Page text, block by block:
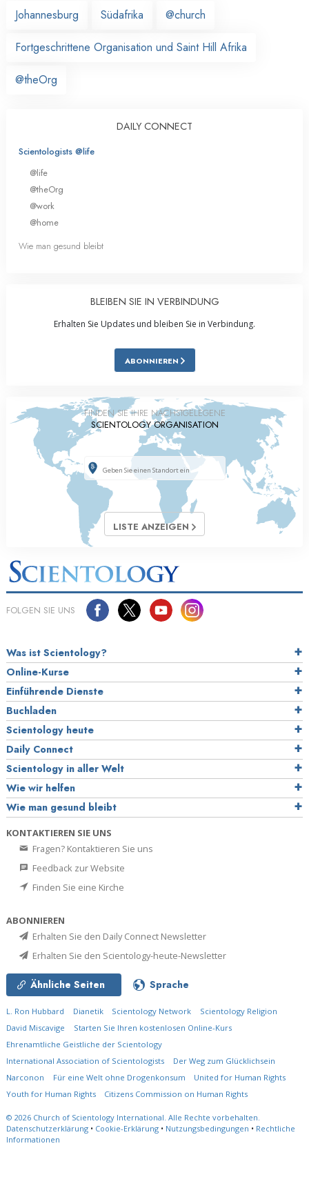
Johannesburg
Südafrika @church
Fortgeschrittene Organisation und Saint Hill Afrika
@theOrg
DAILY CONNECT
Scientologists @life
@life
@theOrg
@work
@home
Wie man gesund bleibt
BLEIBEN SIE IN VERBINDUNG
Erhalten Sie Updates und bleiben Sie in Verbindung.
ABONNIEREN
FINDEN SIE IHRE NÄCHSTGELEGENE
SCIENTOLOGY ORGANISATION
LISTE ANZEIGEN
FOLGEN SIE UNS
Was ist Scientology?
Online-Kurse
Einführende Dienste
Buchladen
Scientology heute
Daily Connect
Scientology in aller Welt
Wie wir helfen
Wie man gesund bleibt
KONTAKTIEREN SIE UNS
Fragen? Kontaktieren Sie uns
Feedback zur Website
Finden Sie eine Kirche
ABONNIEREN
Erhalten Sie den Daily Connect Newsletter
Erhalten Sie den Scientology-heute-Newsletter
Ähnliche Seiten Sprache
L. Ron Hubbard Dianetik Scientology Network
Scientology Religion
David Miscavige
Starten Sie Ihren kostenlosen Online-Kurs
Ehrenamtliche Geistliche der Scientology
International Association of Scientologists
Der Weg zum Glücklichsein
Narconon
Für eine Welt ohne Drogenkonsum
United for Human Rights
Youth for Human Rights
Citizens Commission on Human Rights
© 2026 Church of Scientology International. Alle Rechte vorbehalten.
Datenschutzerklärung • Cookie-Erklärung • Nutzungsbedingungen • Rechtliche
Informationen